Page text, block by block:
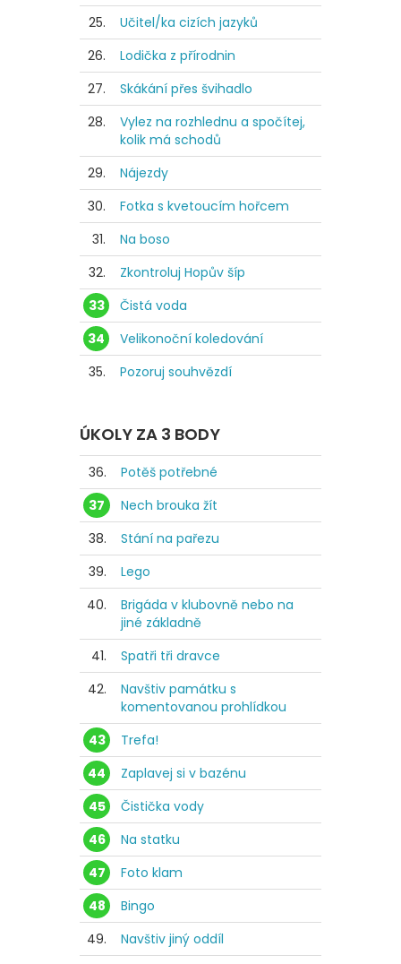
25.
Učitel/ka cizích jazyků
26.
Lodička z přírodnin
27.
Skákání přes švihadlo
28.
Vylez na rozhlednu a spočítej,
kolik má schodů
29.
Nájezdy
30.
Fotka s kvetoucím hořcem
31.
Na boso
32.
Zkontroluj Hopův šíp
33
Čistá voda
34
Velikonoční koledování
35.
Pozoruj souhvězdí
ÚKOLY ZA 3 BODY
36.
Potěš potřebné
37
Nech brouka žít
38.
Stání na pařezu
39.
Lego
40.
Brigáda v klubovně nebo na
jiné základně
41.
Spatři tři dravce
42.
Navštiv památku s
komentovanou prohlídkou
43
Trefa!
44
Zaplavej si v bazénu
45
Čistička vody
46
Na statku
47
Foto klam
48
Bingo
49.
Navštiv jiný oddíl